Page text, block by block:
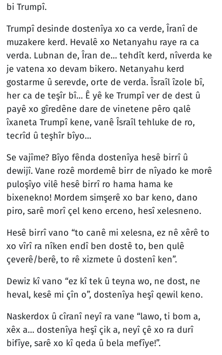
bi Trumpî.
Trumpî desinde dostenîya xo ca verde, Îranî de
muzakere kerd. Hevalê xo Netanyahu raye ra ca
verda. Lubnan de, Îran de… tehdît kerd, nîverda ke
je vatena xo devam bikero. Netanyahu kerd
gostarme û serevde, orte de verda. Îsraîl îzole bî,
her ca de teşîr bî… Ê yê ke Trumpî ver de dest û
payê xo gîredêne dare de vinetene pêro qalê
îxaneta Trumpî kene, vanê Îsraîl tehluke de ro,
tecrîd û teşhîr bîyo…
Se vajîme? Bîyo fênda dostenîya hesê birrî û
dewijî. Vane rozê mordemê birr de nîyado ke morê
puloşîyo vilê hesê birrî ro hama hama ke
bixenekno! Mordem simşerê xo bar keno, dano
piro, sarê morî çel keno erceno, hesî xelesneno.
Hesê birrî vano “to canê mi xelesna, ez nê xêrê to
xo vîrî ra nîken endî ben dostê to, ben qulê
çeverê/berê, to rê xizmete û dostenî ken”.
Dewiz kî vano “ez kî tek û teyna wo, ne dost, ne
heval, kesê mi çîn o”, dostenîya heşî qewil keno.
Naskerdox û cîranî neyî ra vane “lawo, ti bom a,
xêx a… dostenîya heşî çik a, neyî çê xo ra durî
bifîye, sarê xo kî qeda û bela mefîye!”.